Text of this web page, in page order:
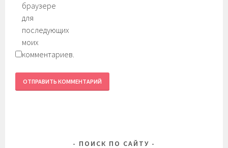
браузере
для
последующих
моих
комментариев.
ПОИСК ПО САЙТУ